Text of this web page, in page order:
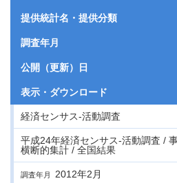
提供統計名・提供分類
調査年月
公開（更新）日
表示・ ダウンロード
経済センサス‐活動調査
平成24年経済センサス‐活動調査 /
横断的集計 / 全国結果
調査年月 2012年2月